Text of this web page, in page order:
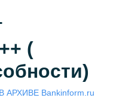
(
Bankinform.ru